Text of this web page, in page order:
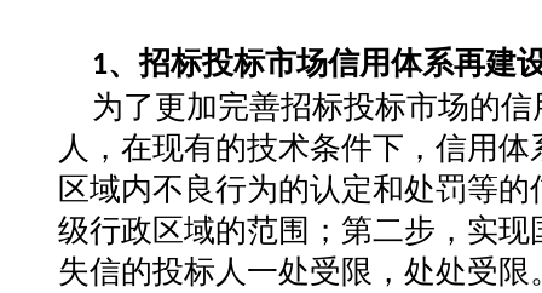
1、招标投标市场信用体系再建
为了更加完善招标投标市场的
人，在现有的技术条件下，信用
区域内不良行为的认定和处罚等
级行政区域的范围；第二步，实
失信的投标人一处受限，处处受限